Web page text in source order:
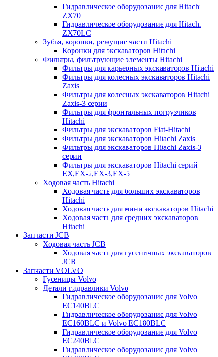
Гидравлическое оборудование для Hitachi
ZX70
Гидравлическое оборудование для Hitachi
ZX70LC
Зубья, коронки, режущие части Hitachi
Коронки для экскаваторов Hitachi
Фильтры, фильтрующие элементы Hitachi
Фильтры для карьерных экскаваторов Hitachi
Фильтры для колесных экскаваторов Hitachi
Zaxis
Фильтры для колесных экскаваторов Hitachi
Zaxis-3 серии
Фильтры для фронтальных погрузчиков
Hitachi
Фильтры для экскаваторов Fiat-Hitachi
Фильтры для экскаваторов Hitachi Zaxis
Фильтры для экскаваторов Hitachi Zaxis-3
серии
Фильтры для экскаваторов Hitachi серий
EX,EX-2,EX-3,EX-5
Ходовая часть Hitachi
Ходовая часть для больших экскаваторов
Hitachi
Ходовая часть для мини экскаваторов Hitachi
Ходовая часть для средних экскаваторов
Hitachi
Запчасти JCB
Ходовая часть JCB
Ходовая часть для гусеничных экскаваторов
JCB
Запчасти VOLVO
Гусеницы Volvo
Детали гидравлики Volvo
Гидравлическое оборудование для Volvo
EC140BLC
Гидравлическое оборудование для Volvo
EC160BLC и Volvo EC180BLC
Гидравлическое оборудование для Volvo
EC240BLC
Гидравлическое оборудование для Volvo